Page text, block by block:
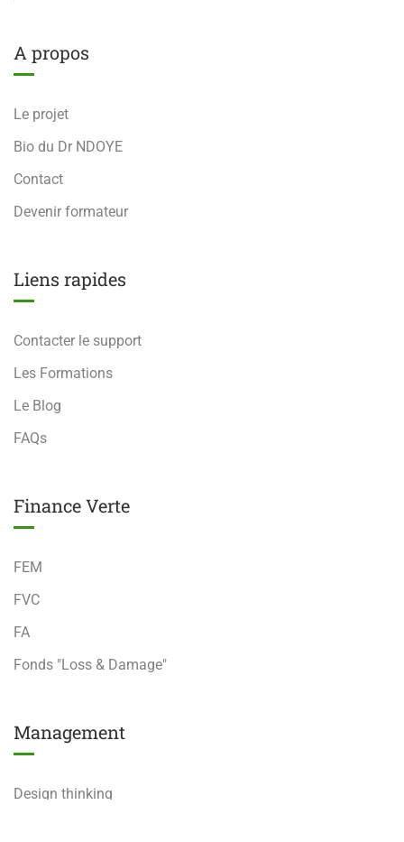
A propos
Le projet
Bio du Dr NDOYE
Contact
Devenir formateur
Liens rapides
Contacter le support
Les Formations
Le Blog
FAQs
Finance Verte
FEM
FVC
FA
Fonds "Loss & Damage"
Management
Design thinking